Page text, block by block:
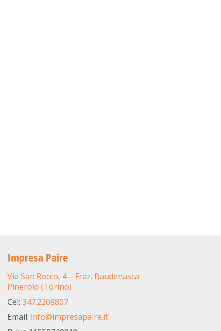
Impresa Paire
Via San Rocco, 4 – Fraz. Baudenasca
Pinerolo (Torino)
Cel: 347.2208807
Email: info@impresapaire.it